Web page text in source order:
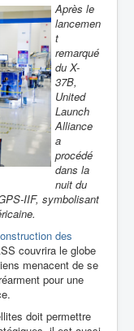
Après le
lancemen
t
remarqué
du X-
37B,
United
Launch
Alliance
a
procédé
dans la
nuit du
IIF, symbolisant
des
couvrira le globe
menacent de se
pour une
doit permettre